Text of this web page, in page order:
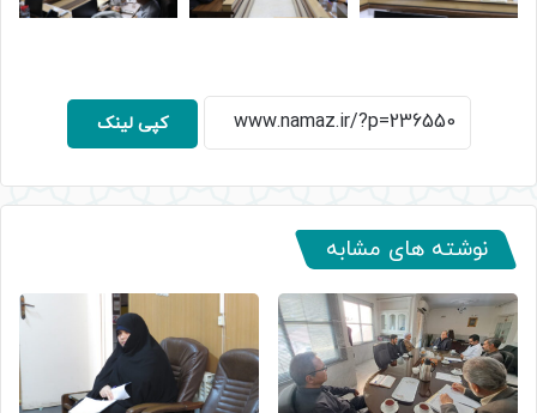
کپی لینک
نوشته های مشابه